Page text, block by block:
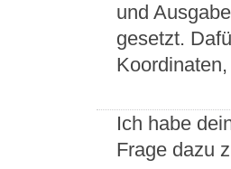
und
gesetzt.
Ich habe
Frage dazu